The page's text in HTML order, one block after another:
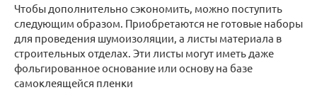
Чтобы дополнительно сэкономить, можно поступить
следующим образом. Приобретаются не готовые наборы
для проведения шумоизоляции, а листы материала в
строительных отделах. Эти листы могут иметь даже
фольгированное основание или основу на базе
самоклеящейся пленки